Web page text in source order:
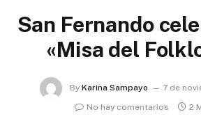
San Fernando
«Misa del
By Karina Sampayo
7 de
No hay comentarios
2